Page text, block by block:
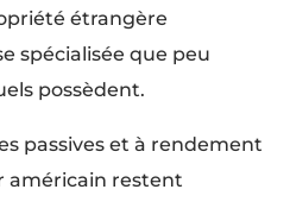
étrangère
spécialisée que peu
possèdent.
passives et à rendement
américain restent